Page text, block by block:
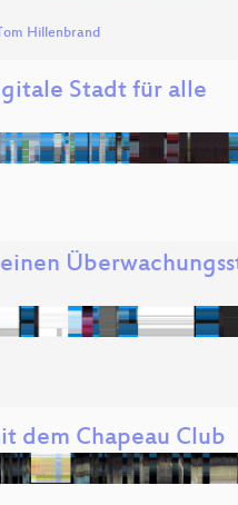
Hillenbrand
Stadt für alle
dem Chapeau Club